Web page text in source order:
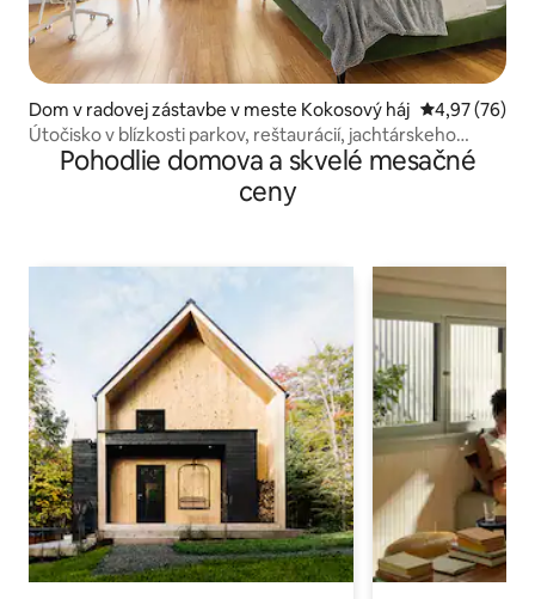
Dom v radovej zástavbe v meste Kokosový háj Priemerné
4,97 (76)
Útočisko v blízkosti parkov, reštaurácií, jachtárskeho
klubu, Cocowalk
Pohodlie domova a skvelé mesačné
ceny